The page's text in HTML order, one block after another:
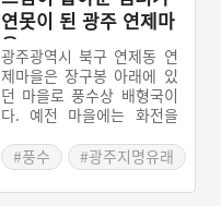
연못이 된 광주 연제마
을
광주광역시 북구 연제동 연
제마을은 장구봉 아래에 있
던 마을로 풍수상 배형국이
다. 예전 마을에는 화전을
데, 마을에는 샘이 없어 500
m 떨어진 통시암이라는 절
에서 물을 길어 먹었다. 하
#풍수 #광주지명유래